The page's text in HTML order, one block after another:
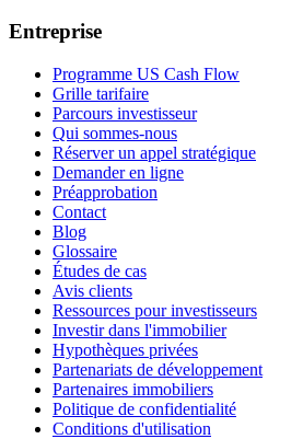
Entreprise
Programme US Cash Flow
Grille tarifaire
Parcours investisseur
Qui sommes-nous
Réserver un appel stratégique
Demander en ligne
Préapprobation
Contact
Blog
Glossaire
Études de cas
Avis clients
Ressources pour investisseurs
Investir dans l'immobilier
Hypothèques privées
Partenariats de développement
Partenaires immobiliers
Politique de confidentialité
Conditions d'utilisation